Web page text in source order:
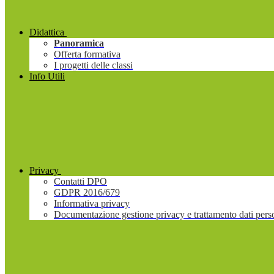
Didattica
Panoramica
Offerta formativa
I progetti delle classi
Info Utili
Privacy
Contatti DPO
GDPR 2016/679
Informativa privacy
Documentazione gestione privacy e trattamento dati